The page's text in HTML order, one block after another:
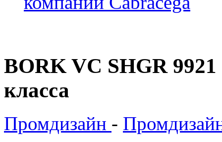
BORK VC SHGR
класса
Промдизайн -